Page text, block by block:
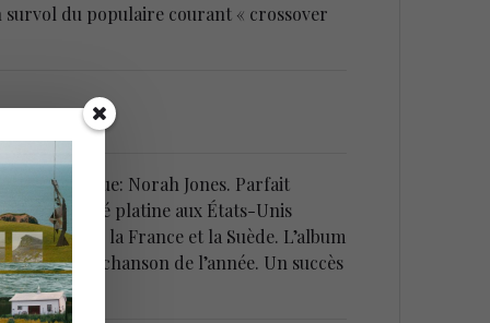
survol du populaire courant « crossover
inconnue: Norah Jones. Parfait
sera certifié platine aux États-Unis
la France et la Suède. L’album
et de chanson de l’année. Un succès